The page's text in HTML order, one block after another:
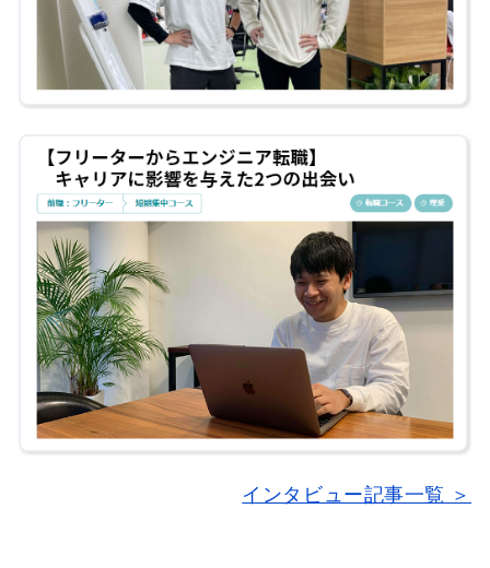
インタビュー記事一覧 ＞